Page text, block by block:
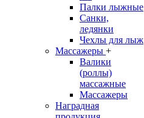
Палки лыжные
Санки,
ледянки
Чехлы для лыж
Массажеры +
Валики
(роллы)
массажные
Массажеры
Наградная